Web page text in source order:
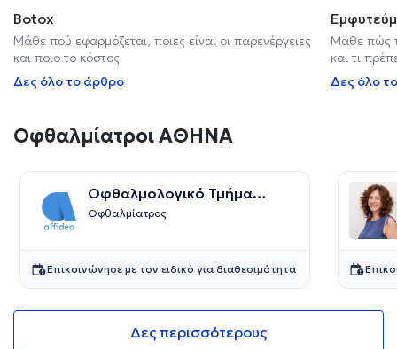
Botox
Μάθε πού εφαρμόζεται, ποιες είναι οι παρενέργειες
και ποιο το κόστος
Δες όλο το άρθρο
Μάθε πώς
και τι
Δες όλο
Οφθαλμίατροι ΑΘΗΝΑ
Οφθαλμολογικό Τμήμα
Affidea
Οφθαλμίατρος
Επικοινώνησε με τον ειδικό για διαθεσιμότητα
Δες περισσότερους